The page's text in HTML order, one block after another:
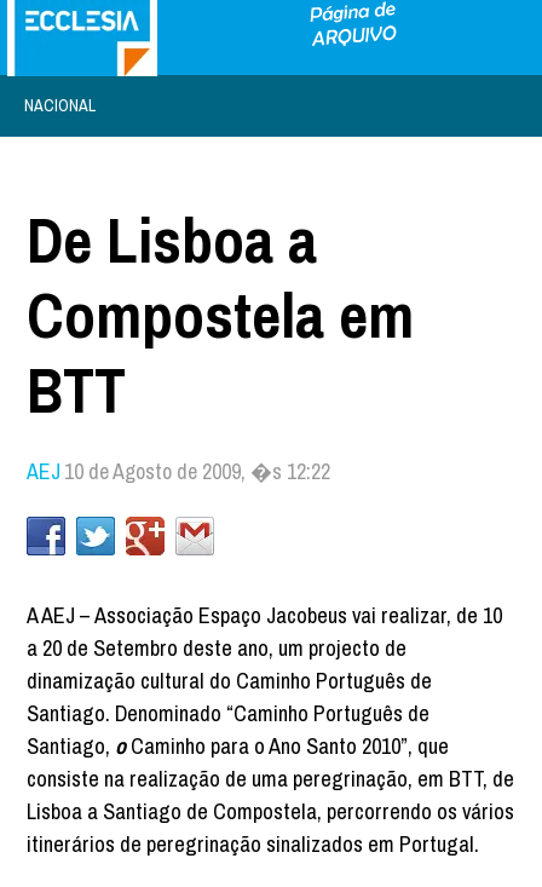
NACIONAL
De Lisboa a
Compostela em
BTT
AEJ 10 de Agosto de 2009, �s 12:22
A AEJ – Associação Espaço Jacobeus vai realizar, de 10
a 20 de Setembro deste ano, um projecto de
dinamização cultural do Caminho Português de
Santiago. Denominado “Caminho Português de
Santiago, oCaminho para o Ano Santo 2010”, que
consiste na realização de uma peregrinação, em BTT, de
Lisboa a Santiago de Compostela, percorrendo os vários
itinerários de peregrinação sinalizados em Portugal.